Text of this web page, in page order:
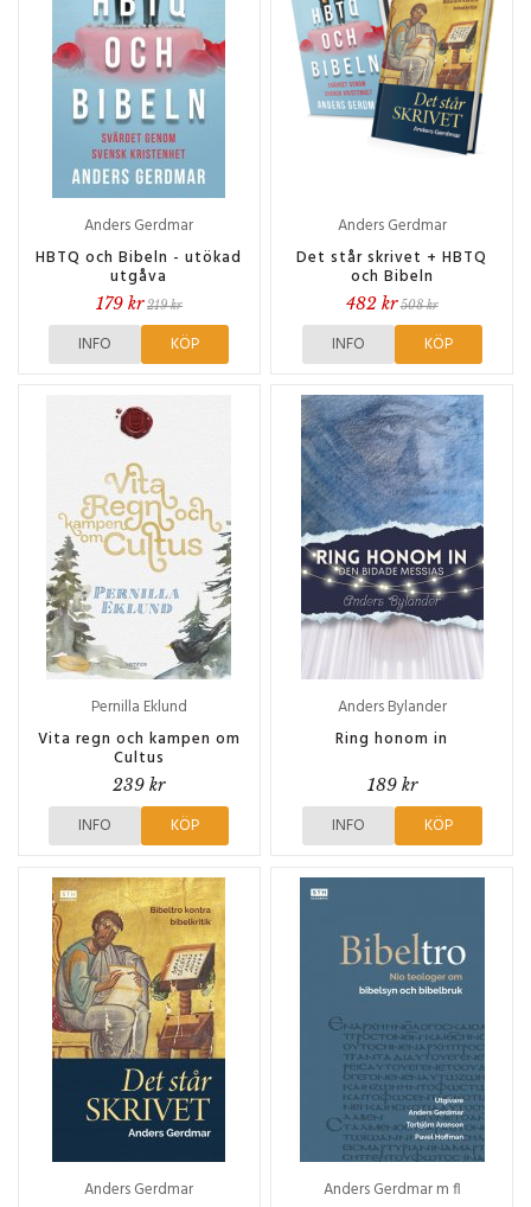
Anders Gerdmar
HBTQ och Bibeln - utökad
utgåva
179 kr 219 kr
INFO KÖP
Anders Gerdmar
Det står skrivet + HBTQ
och Bibeln
482 kr 508 kr
INFO KÖP
Pernilla Eklund
Vita regn och kampen om
Cultus
239 kr
INFO KÖP
Anders Bylander
Ring honom in
189 kr
INFO KÖP
Anders Gerdmar
Anders Gerdmar m fl